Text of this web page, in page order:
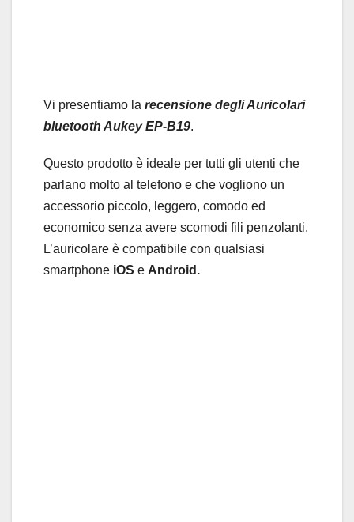
Vi presentiamo la recensione degli Auricolari
bluetooth Aukey EP-B19.
Questo prodotto è ideale per tutti gli utenti che
parlano molto al telefono e che vogliono un
accessorio piccolo, leggero, comodo ed
economico senza avere scomodi fili penzolanti.
L’auricolare è compatibile con qualsiasi
smartphone iOS e Android.